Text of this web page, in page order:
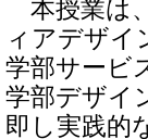
本授業は
ィアデザイ
学部サービ
学部デザイ
即し実践的